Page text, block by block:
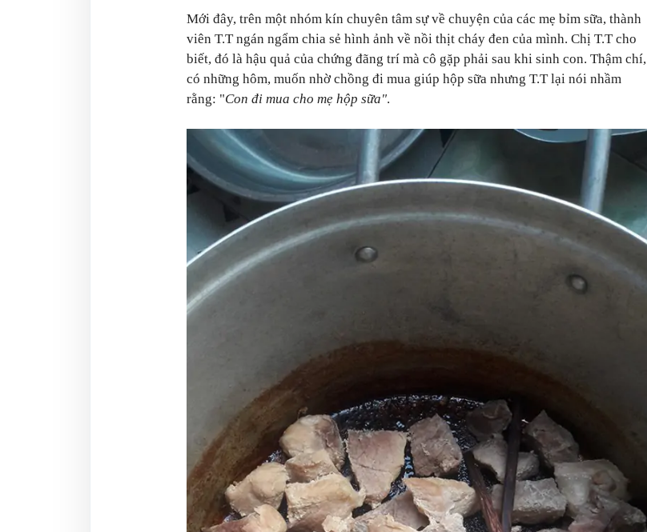
Mới đây, trên một nhóm kín chuyên tâm sự về chuyện của các mẹ bỉm sữa, thành
viên T.T ngán ngẩm chia sẻ hình ảnh về nồi thịt cháy đen của mình. Chị T.T cho
biết, đó là hậu quả của chứng đãng trí mà cô gặp phải sau khi sinh con. Thậm chí,
có những hôm, muốn nhờ chồng đi mua giúp hộp sữa nhưng T.T lại nói nhầm
rằng: "Con đi mua cho mẹ hộp sữa".